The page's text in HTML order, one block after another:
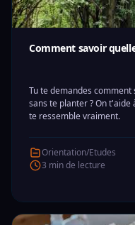
Comment savoir
Tu te demandes
sans te planter ? On
te ressemble vraiment.
Orientation/Etudes
3 min de lecture